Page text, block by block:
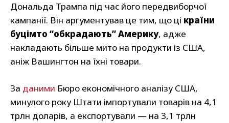
Дональда Трампа під час його передвиборчої
кампанії. Він аргументував це тим, що ці країни
буцімто “обкрадають” Америку, адже
накладають більше мито на продукти із США,
аніж Вашингтон на їхні товари.
За даними Бюро економічного аналізу США,
минулого року Штати імпортували товарів на 4,1
трлн доларів, а експортували — на 3,1 трлн